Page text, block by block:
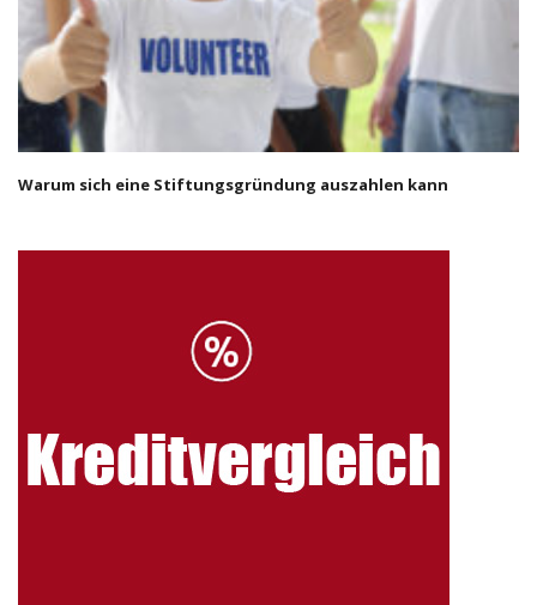
Warum sich eine Stiftungsgründung auszahlen kann